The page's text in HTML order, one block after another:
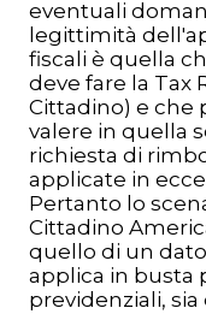
eventuali
legittimità
fiscali è quella
deve fare la Tax
Cittadino) e che
valere in quella
richiesta di
applicate in
Pertanto lo
Cittadino
quello di un
applica in busta
previdenziali,